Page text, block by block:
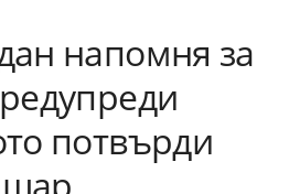
напомня за
потвърди